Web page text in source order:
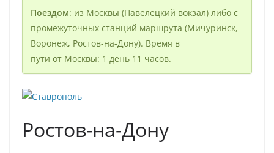
Поездом: из Москвы (Павелецкий вокзал) либо с
промежуточных станций маршрута (Мичуринск,
Воронеж, Ростов-на-Дону). Время в
пути от Москвы: 1 день 11 часов.
Ростов-на-Дону